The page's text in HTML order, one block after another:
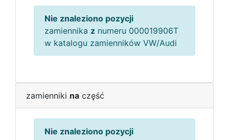
Nie znaleziono pozycji
zamiennika z numeru 000019906T
w katalogu zamienników VW/Audi
zamienniki na część
Nie znaleziono pozycji